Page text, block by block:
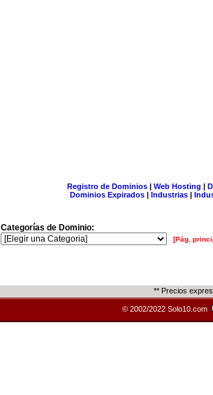
Registro de Dominios| Web Hosting |
Dominios Expirados | Industrias |
Categorías de Dominio:
[Pág.
** Precios
© 2002/2022 Solo10.com